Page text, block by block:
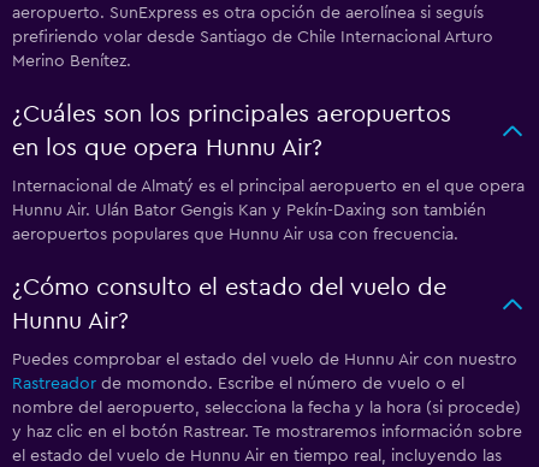
aeropuerto. SunExpress es otra opción de aerolínea si seguís
prefiriendo volar desde Santiago de Chile Internacional Arturo
Merino Benítez.
¿Cuáles son los principales aeropuertos
en los que opera Hunnu Air?
Internacional de Almatý es el principal aeropuerto en el que opera
Hunnu Air. Ulán Bator Gengis Kan y Pekín-Daxing son también
aeropuertos populares que Hunnu Air usa con frecuencia.
¿Cómo consulto el estado del vuelo de
Hunnu Air?
Puedes comprobar el estado del vuelo de Hunnu Air con nuestro
Rastreador de momondo. Escribe el número de vuelo o el
nombre del aeropuerto, selecciona la fecha y la hora (si procede)
y haz clic en el botón Rastrear. Te mostraremos información sobre
el estado del vuelo de Hunnu Air en tiempo real, incluyendo las